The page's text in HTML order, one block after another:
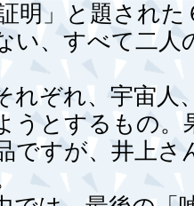
明」と題された
い、すべて二人
ぞれ、宇宙人
うとするもの
ですが、井上